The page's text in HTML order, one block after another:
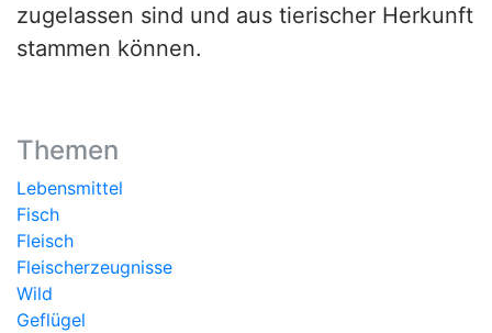
zugelassen sind und aus tierischer Herkunft
stammen können.
Themen
Lebensmittel
Fisch
Fleisch
Fleischerzeugnisse
Wild
Geflügel